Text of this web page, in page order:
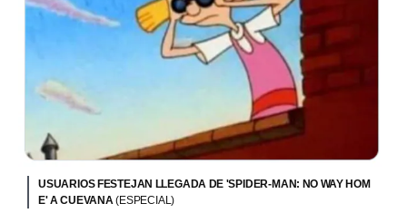
USUARIOS FESTEJAN LLEGADA DE 'SPIDER-MAN: NO WAY HOM
E' A CUEVANA(ESPECIAL)